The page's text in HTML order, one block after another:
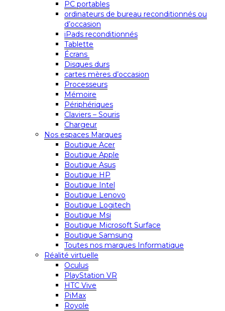
PC portables
ordinateurs de bureau reconditionnés ou
d’occasion
iPads reconditionnés
Tablette
Écrans
Disques durs
cartes mères d’occasion
Processeurs
Mémoire
Périphériques
Claviers – Souris
Chargeur
Nos espaces Marques
Boutique Acer
Boutique Apple
Boutique Asus
Boutique HP
Boutique Intel
Boutique Lenovo
Boutique Logitech
Boutique Msi
Boutique Microsoft Surface
Boutique Samsung
Toutes nos marques Informatique
Réalité virtuelle
Oculus
PlayStation VR
HTC Vive
PiMax
Royole